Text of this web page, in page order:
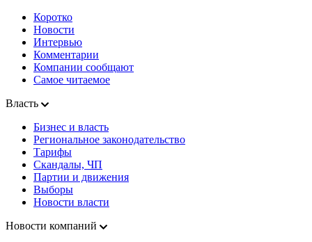
Коротко
Новости
Интервью
Комментарии
Компании сообщают
Самое читаемое
Власть
Бизнес и власть
Региональное законодательство
Тарифы
Скандалы, ЧП
Партии и движения
Выборы
Новости власти
Новости компаний